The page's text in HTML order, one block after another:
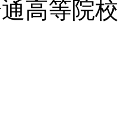
高等院校